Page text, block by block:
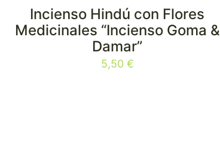
Incienso Hindú con Flores
Medicinales “Incienso Goma &
Damar”
5,50 €